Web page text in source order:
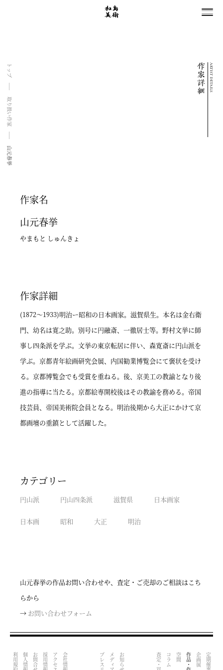
トップ
取り扱い作家
山元春挙
ARTIST DETAILS
作家名
山元春挙
やまもと しゅんきょ
作家詳細
(1872～1933)明治ー昭和の日本画家。滋賀県生。本名は金右衛
門、幼名は寛之助。別号に円融斎、一徹居士等。野村文挙に師
事し四条派を学ぶ。文挙の東京転居に伴い、森寛斎に円山派を
学ぶ。京都青年絵画研究会展、内国勧業博覧会にて褒状を受け
る。京都博覧会でも受賞を重ねる。後、京美工の教諭となり後
進の指導に当たる。京都絵専開校後はその教諭を務める。帝国
技芸員、帝国美術院会員となる。明治後期から大正にかけて京
都画壇の重鎮として活躍した。
カテゴリー
円山派 円山四条派 滋賀県 日本画家
日本画 昭和 大正 明治
山元春挙の作品お問い合わせや、査定・ご売却のご相談はこち
らから
→ お問い合わせフォーム
定期催事
企画展
作品・作家
空間
コラム
査定・買取
お知らせ
会社情報
アクセス
採用情報
利用規約